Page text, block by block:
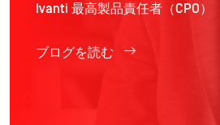
Ivanti 最高製品責任者（CPO）
ブログを読む